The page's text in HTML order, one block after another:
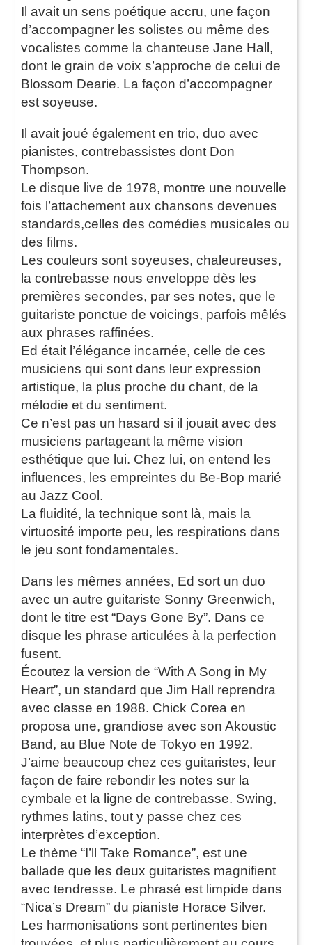
Il avait un sens poétique accru, une façon
d’accompagner les solistes ou même des
vocalistes comme la chanteuse Jane Hall,
dont le grain de voix s’approche de celui de
Blossom Dearie. La façon d’accompagner
est soyeuse.
Il avait joué également en trio, duo avec
pianistes, contrebassistes dont Don
Thompson.
Le disque live de 1978, montre une nouvelle
fois l’attachement aux chansons devenues
standards,celles des comédies musicales ou
des films.
Les couleurs sont soyeuses, chaleureuses,
la contrebasse nous enveloppe dès les
premières secondes, par ses notes, que le
guitariste ponctue de voicings, parfois mêlés
aux phrases raffinées.
Ed était l’élégance incarnée, celle de ces
musiciens qui sont dans leur expression
artistique, la plus proche du chant, de la
mélodie et du sentiment.
Ce n’est pas un hasard si il jouait avec des
musiciens partageant la même vision
esthétique que lui. Chez lui, on entend les
influences, les empreintes du Be-Bop marié
au Jazz Cool.
La fluidité, la technique sont là, mais la
virtuosité importe peu, les respirations dans
le jeu sont fondamentales.
Dans les mêmes années, Ed sort un duo
avec un autre guitariste Sonny Greenwich,
dont le titre est “Days Gone By”. Dans ce
disque les phrase articulées à la perfection
fusent.
Écoutez la version de “With A Song in My
Heart”, un standard que Jim Hall reprendra
avec classe en 1988. Chick Corea en
proposa une, grandiose avec son Akoustic
Band, au Blue Note de Tokyo en 1992.
J’aime beaucoup chez ces guitaristes, leur
façon de faire rebondir les notes sur la
cymbale et la ligne de contrebasse. Swing,
rythmes latins, tout y passe chez ces
interprètes d’exception.
Le thème “I’ll Take Romance”, est une
ballade que les deux guitaristes magnifient
avec tendresse. Le phrasé est limpide dans
“Nica’s Dream” du pianiste Horace Silver.
Les harmonisations sont pertinentes bien